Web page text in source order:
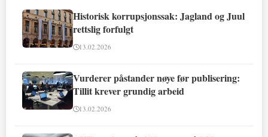
Historisk korrupsjonssak: Jagland og Juul
rettslig forfulgt
13.02.2026
Vurderer påstander nøye før publisering:
Tillit krever grundig arbeid
13.02.2026